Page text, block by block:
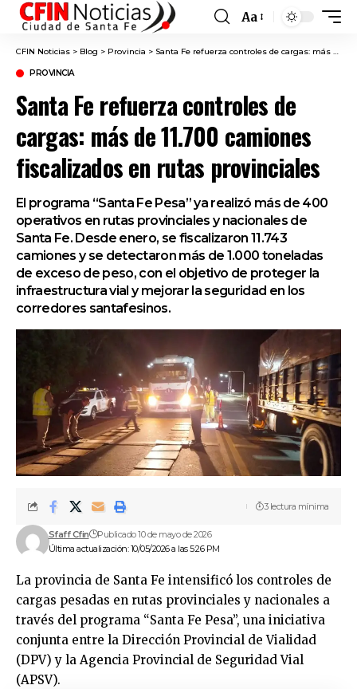
Font
Resizer
Aa
CFIN Noticias > Blog > Provincia > Santa Fe refuerza controles de cargas: más de 11.700 camiones fiscalizados en rutas provinciales
PROVINCIA
Santa Fe refuerza controles de
cargas: más de 11.700 camiones
fiscalizados en rutas provinciales
El programa “Santa Fe Pesa” ya realizó más de 400
operativos en rutas provinciales y nacionales de
Santa Fe. Desde enero, se fiscalizaron 11.743
camiones y se detectaron más de 1.000 toneladas
de exceso de peso, con el objetivo de proteger la
infraestructura vial y mejorar la seguridad en los
corredores santafesinos.
Última actualización: 10/05/2026 a las 5:26 PM
Sfaff Cfin Publicado 10 de mayo de 2026
3 lectura mínima
La provincia de Santa Fe intensificó los controles de
cargas pesadas en rutas provinciales y nacionales a
través del programa “Santa Fe Pesa”, una iniciativa
conjunta entre la Dirección Provincial de Vialidad
(DPV) y la Agencia Provincial de Seguridad Vial
(APSV).